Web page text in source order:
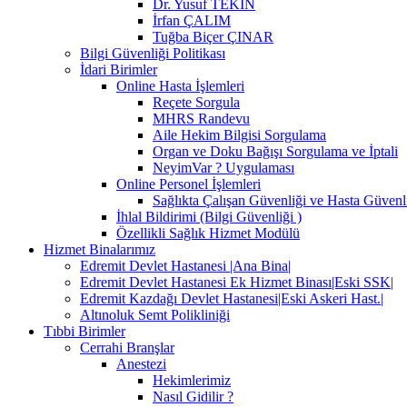
Dr. Yusuf TEKİN
İrfan ÇALIM
Tuğba Biçer ÇINAR
Bilgi Güvenliği Politikası
İdari Birimler
Online Hasta İşlemleri
Reçete Sorgula
MHRS Randevu
Aile Hekim Bilgisi Sorgulama
Organ ve Doku Bağışı Sorgulama ve İptali
NeyimVar ? Uygulaması
Online Personel İşlemleri
Sağlıkta Çalışan Güvenliği ve Hasta
İhlal Bildirimi (Bilgi Güvenliği )
Özellikli Sağlık Hizmet Modülü
Hizmet Binalarımız
Edremit Devlet Hastanesi |Ana Bina|
Edremit Devlet Hastanesi Ek Hizmet Binası|Eski SSK|
Edremit Kazdağı Devlet Hastanesi|Eski Askeri Hast.|
Altınoluk Semt Polikliniği
Tıbbi Birimler
Cerrahi Branşlar
Anestezi
Hekimlerimiz
Nasıl Gidilir ?